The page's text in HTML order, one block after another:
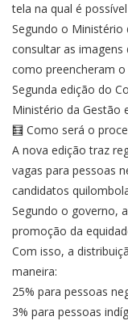
tela na qual é
Segundo o
consultar as
como preencheram
Segunda edição do
Ministério da Gestão
🧮 Como será o
A nova edição traz
vagas para pessoas
candidatos
Segundo o governo,
promoção da
Com isso, a
maneira:
25% para pessoas
3% para pessoas